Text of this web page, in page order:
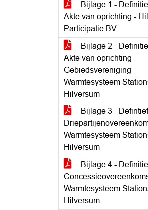
Bijlage 1 -
Akte van oprichting -
Participatie BV
Bijlage 2 -
Akte van oprichting
Gebiedsvereniging
Warmtesysteem
Hilversum
Bijlage 3 -
Warmtesysteem
Hilversum
Bijlage 4 -
Warmtesysteem
Hilversum